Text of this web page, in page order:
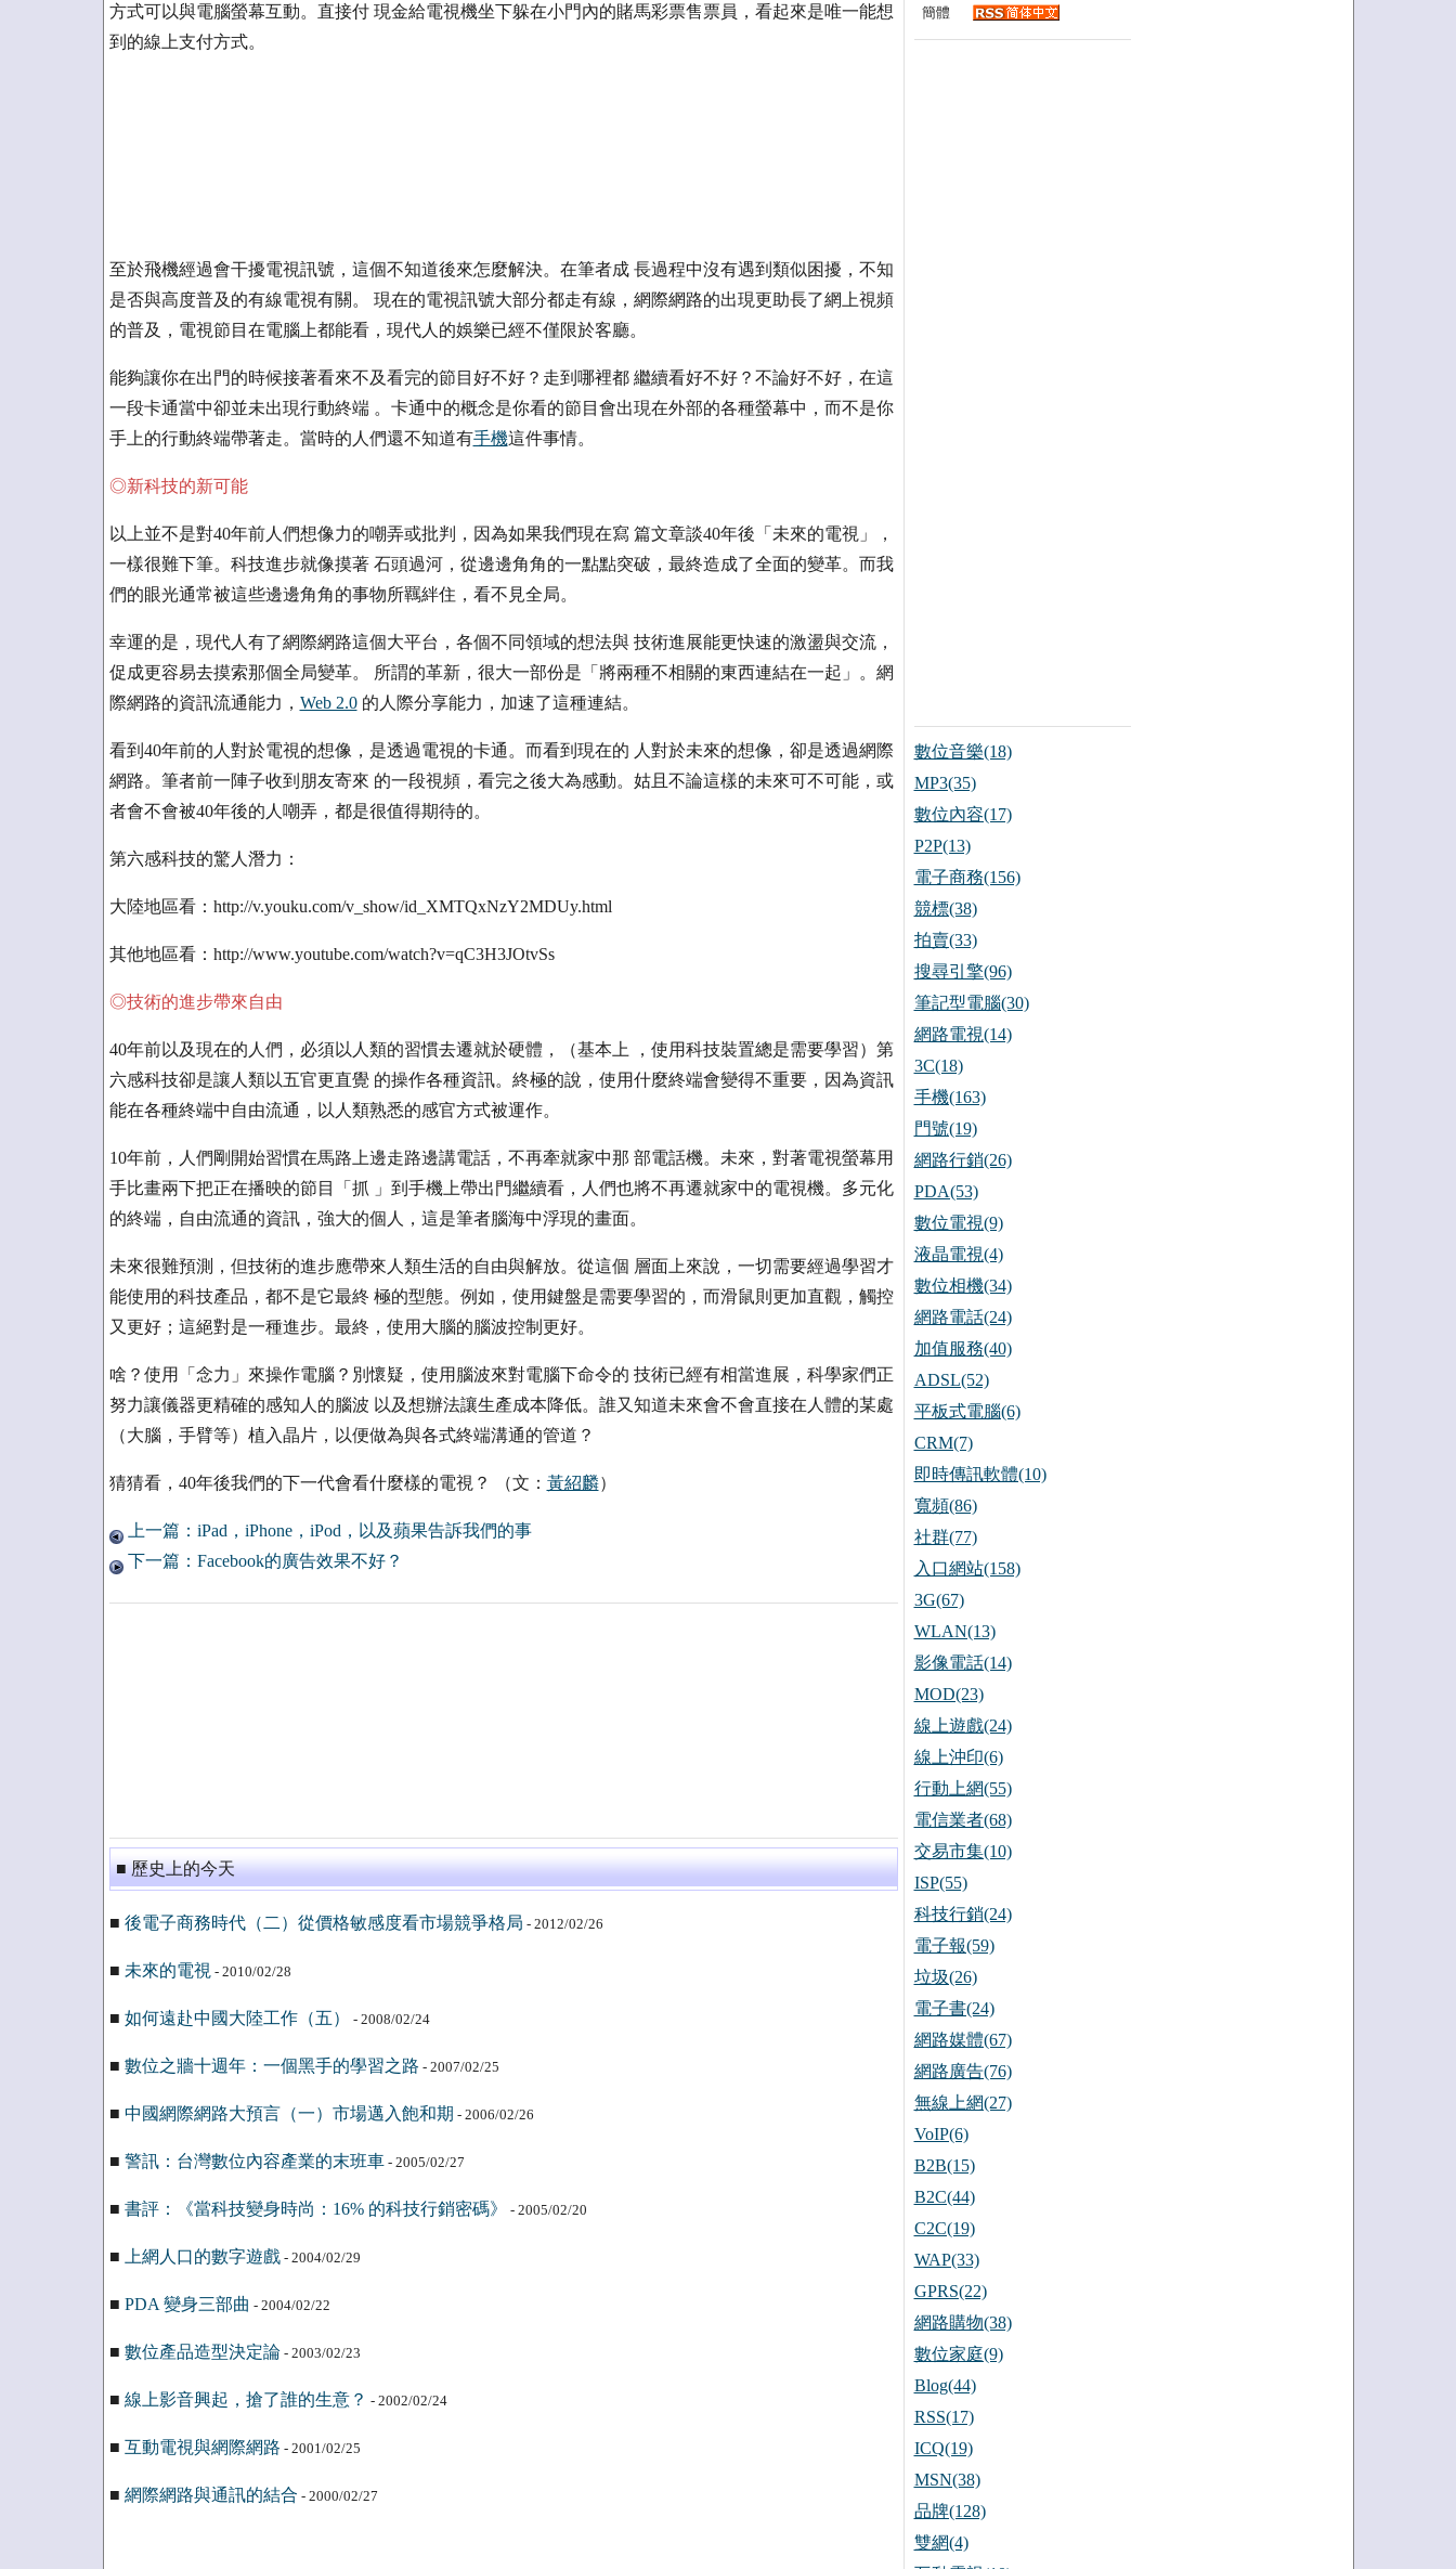
方式可以與電腦螢幕互動。直接付 現金給電視機坐下躲在小門內的賭馬彩票售票員，看起來是唯一能想
到的線上支付方式。
至於飛機經過會干擾電視訊號，這個不知道後來怎麼解決。在筆者成 長過程中沒有遇到類似困擾，不知
是否與高度普及的有線電視有關。 現在的電視訊號大部分都走有線，網際網路的出現更助長了網上視頻
的普及，電視節目在電腦上都能看，現代人的娛樂已經不僅限於客廳。
能夠讓你在出門的時候接著看來不及看完的節目好不好？走到哪裡都 繼續看好不好？不論好不好，在這
一段卡通當中卻並未出現行動終端 。卡通中的概念是你看的節目會出現在外部的各種螢幕中，而不是你
手上的行動終端帶著走。當時的人們還不知道有手機這件事情。
◎新科技的新可能
以上並不是對40年前人們想像力的嘲弄或批判，因為如果我們現在寫 篇文章談40年後「未來的電視」，
一樣很難下筆。科技進步就像摸著 石頭過河，從邊邊角角的一點點突破，最終造成了全面的變革。而我
們的眼光通常被這些邊邊角角的事物所羈絆住，看不見全局。
幸運的是，現代人有了網際網路這個大平台，各個不同領域的想法與 技術進展能更快速的激盪與交流，
促成更容易去摸索那個全局變革。 所謂的革新，很大一部份是「將兩種不相關的東西連結在一起」。網
際網路的資訊流通能力， Web 2.0的人際分享能力，加速了這種連結。
看到40年前的人對於電視的想像，是透過電視的卡通。而看到現在的 人對於未來的想像，卻是透過網際
網路。筆者前一陣子收到朋友寄來 的一段視頻，看完之後大為感動。姑且不論這樣的未來可不可能，或
者會不會被40年後的人嘲弄，都是很值得期待的。
第六感科技的驚人潛力：
大陸地區看：http://v.youku.com/v_show/id_XMTQxNzY2MDUy.html
其他地區看：http://www.youtube.com/watch?v=qC3H3JOtvSs
◎技術的進步帶來自由
40年前以及現在的人們，必須以人類的習慣去遷就於硬體，（基本上 ，使用科技裝置總是需要學習）第
六感科技卻是讓人類以五官更直覺 的操作各種資訊。終極的說，使用什麼終端會變得不重要，因為資訊
能在各種終端中自由流通，以人類熟悉的感官方式被運作。
10年前，人們剛開始習慣在馬路上邊走路邊講電話，不再牽就家中那 部電話機。未來，對著電視螢幕用
手比畫兩下把正在播映的節目「抓 」到手機上帶出門繼續看，人們也將不再遷就家中的電視機。多元化
的終端，自由流通的資訊，強大的個人，這是筆者腦海中浮現的畫面。
未來很難預測，但技術的進步應帶來人類生活的自由與解放。從這個 層面上來說，一切需要經過學習才
能使用的科技產品，都不是它最終 極的型態。例如，使用鍵盤是需要學習的，而滑鼠則更加直觀，觸控
又更好；這絕對是一種進步。最終，使用大腦的腦波控制更好。
啥？使用「念力」來操作電腦？別懷疑，使用腦波來對電腦下命令的 技術已經有相當進展，科學家們正
努力讓儀器更精確的感知人的腦波 以及想辦法讓生產成本降低。誰又知道未來會不會直接在人體的某處
（大腦，手臂等）植入晶片，以便做為與各式終端溝通的管道？
猜猜看，40年後我們的下一代會看什麼樣的電視？ （文： 黃紹麟）
上一篇：iPad，iPhone，iPod，以及蘋果告訴我們的事
下一篇：Facebook的廣告效果不好？
■ 歷史上的今天
■ 後電子商務時代（二）從價格敏感度看市場競爭格局 - 2012/02/26
■ 未來的電視- 2010/02/28
■ 如何遠赴中國大陸工作（五） - 2008/02/24
■ 數位之牆十週年：一個黑手的學習之路 - 2007/02/25
■ 中國網際網路大預言（一）市場邁入飽和期 - 2006/02/26
■ 警訊：台灣數位內容產業的末班車- 2005/02/27
■ 書評：《當科技變身時尚：16% 的科技行銷密碼》 - 2005/02/20
■ 上網人口的數字遊戲- 2004/02/29
■ PDA 變身三部曲 - 2004/02/22
■ 數位產品造型決定論- 2003/02/23
■ 線上影音興起，搶了誰的生意？ - 2002/02/24
■ 互動電視與網際網路 - 2001/02/25
■ 網際網路與通訊的結合 - 2000/02/27
簡體
數位音樂(18)
MP3(35)
數位內容(17)
P2P(13)
電子商務(156)
競標(38)
拍賣(33)
搜尋引擎(96)
筆記型電腦(30)
網路電視(14)
3C(18)
手機(163)
門號(19)
網路行銷(26)
PDA(53)
數位電視(9)
液晶電視(4)
數位相機(34)
網路電話(24)
加值服務(40)
ADSL(52)
平板式電腦(6)
CRM(7)
即時傳訊軟體(10)
寬頻(86)
社群(77)
入口網站(158)
3G(67)
WLAN(13)
影像電話(14)
MOD(23)
線上遊戲(24)
線上沖印(6)
行動上網(55)
電信業者(68)
交易市集(10)
ISP(55)
科技行銷(24)
電子報(59)
垃圾(26)
電子書(24)
網路媒體(67)
網路廣告(76)
無線上網(27)
VoIP(6)
B2B(15)
B2C(44)
C2C(19)
WAP(33)
GPRS(22)
網路購物(38)
數位家庭(9)
Blog(44)
RSS(17)
ICQ(19)
MSN(38)
品牌(128)
雙網(4)